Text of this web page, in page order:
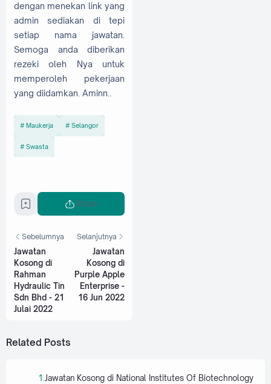
dengan menekan link yang
admin sediakan di tepi
setiap nama jawatan.
Semoga anda diberikan
rezeki oleh Nya untuk
memperoleh pekerjaan
yang diidamkan. Aminn..
Maukerja Selangor
Swasta
Share
Sebelumnya
Jawatan
Kosong di
Rahman
Hydraulic Tin
Sdn Bhd - 21
Julai 2022
Selanjutnya
Jawatan
Kosong di
Purple Apple
Enterprise -
16 Jun 2022
Related Posts
Jawatan Kosong di National Institutes Of Biotechnology